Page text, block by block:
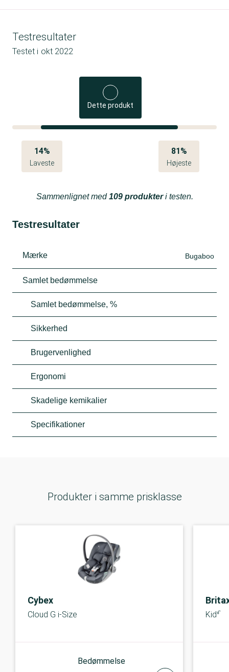
Testresultater
Testet i okt 2022
Dette produkt
14%
Laveste
81%
Højeste
Sammenlignet med109 produkteri testen.
Testresultater
Mærke Bugaboo
Samlet bedømmelse
Samlet bedømmelse, %
Sikkerhed
Brugervenlighed
Ergonomi
Skadelige kemikalier
Specifikationer
Produkter i samme prisklasse
Cybex
Cloud G i-Size
Bedømmelse
Kidfix